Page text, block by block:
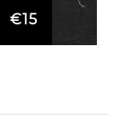
€15